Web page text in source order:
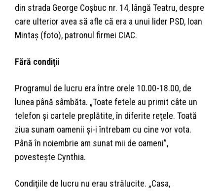
din strada George Coşbuc nr. 14, lângă Teatru, despre
care ulterior avea să afle că era a unui lider PSD, Ioan
Mintaş (foto), patronul firmei CIAC.
Fără condiţii
Programul de lucru era între orele 10.00-18.00, de
lunea până sâmbăta. „Toate fetele au primit câte un
telefon şi cartele preplătite, în diferite reţele. Toată
ziua sunam oamenii şi-i întrebam cu cine vor vota.
Până în noiembrie am sunat mii de oameni”,
povesteşte Cynthia.
Condiţiile de lucru nu erau strălucite. „Casa,